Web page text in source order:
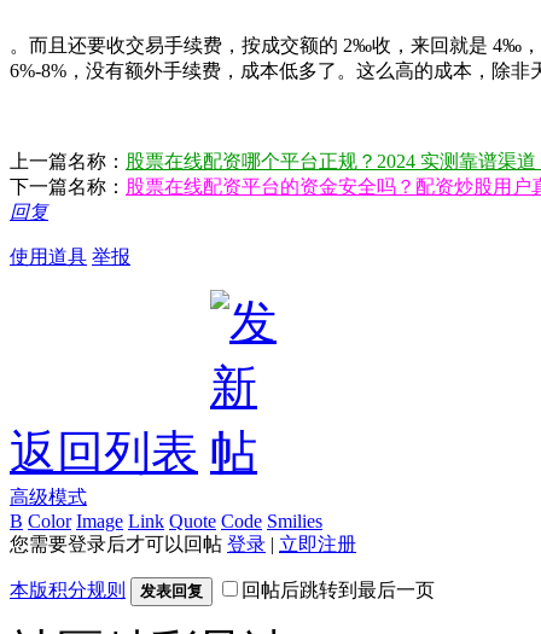
。而且还要收交易手续费，按成交额的 2‰收，来回就是 4‰
6%-8%，没有额外手续费，成本低多了。这么高的成本，除
上一篇名称： 股票在线配资哪个平台正规？2024 实测靠谱渠
下一篇名称： 股票在线配资平台的资金安全吗？配资炒股用户
回复
使用道具 举报
返回列表
高级模式
B Color Image Link Quote Code Smilies
您需要登录后才可以回帖 登录 | 立即注册
本版积分规则 发表回复 回帖后跳转到最后一页